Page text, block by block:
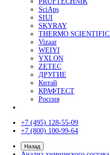
Моечные машины
Оптические
Визуальный